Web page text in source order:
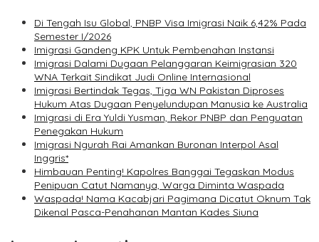
Di Tengah Isu Global, PNBP Visa Imigrasi Naik 6,42% Pada
Semester I/2026
Imigrasi Gandeng KPK Untuk Pembenahan Instansi
Imigrasi Dalami Dugaan Pelanggaran Keimigrasian 320
WNA Terkait Sindikat Judi Online Internasional
Imigrasi Bertindak Tegas, Tiga WN Pakistan Diproses
Hukum Atas Dugaan Penyelundupan Manusia ke Australia
Imigrasi di Era Yuldi Yusman, Rekor PNBP dan Penguatan
Penegakan Hukum
Imigrasi Ngurah Rai Amankan Buronan Interpol Asal
Inggris*
Himbauan Penting! Kapolres Banggai Tegaskan Modus
Penipuan Catut Namanya, Warga Diminta Waspada
Waspada! Nama Kacabjari Pagimana Dicatut Oknum Tak
Dikenal Pasca-Penahanan Mantan Kades Siuna